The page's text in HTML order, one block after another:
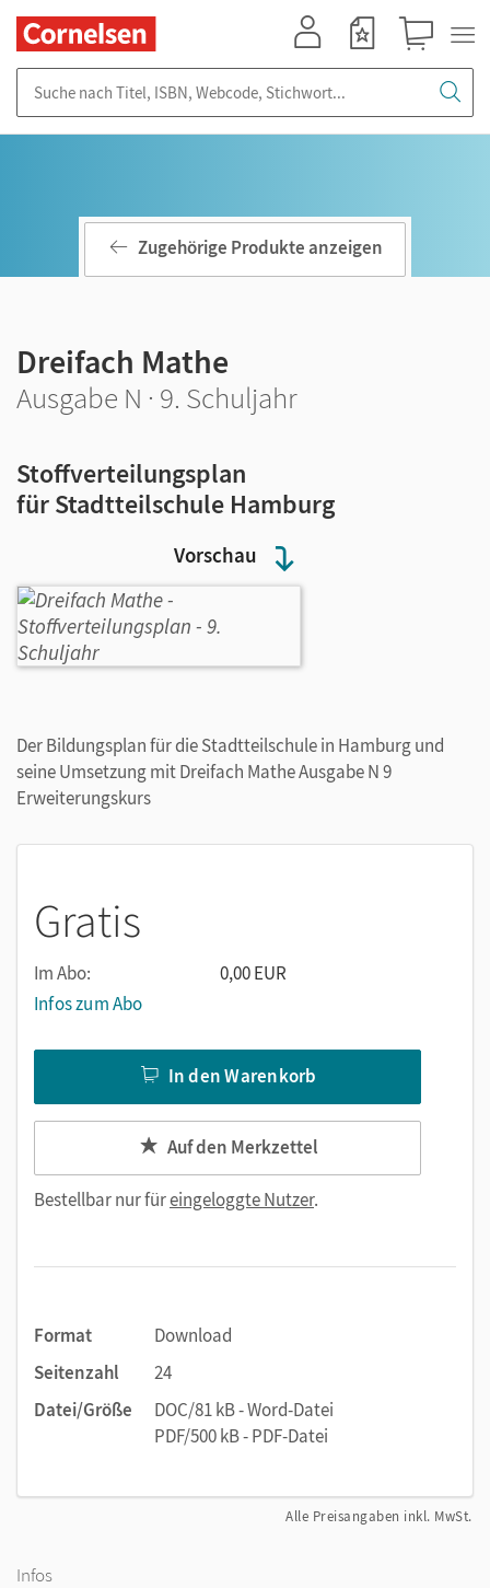
Vorschau
Zugehörige Produkte anzeigen
Dreifach Mathe
Ausgabe N · 9. Schuljahr
Stoffverteilungsplan
für Stadtteilschule Hamburg
Der Bildungsplan für die Stadtteilschule in Hamburg und
seine Umsetzung mit Dreifach Mathe Ausgabe N 9
Erweiterungskurs
Gratis
Im Abo:
0,00 EUR
Infos zum Abo
In den Warenkorb
Auf den Merkzettel
Bestellbar nur füreingeloggte Nutzer.
Format
Download
Seitenzahl
24
Datei/Größe
DOC/81 kB - Word-Datei
PDF/500 kB - PDF-Datei
Alle Preisangaben inkl. MwSt.
Infos